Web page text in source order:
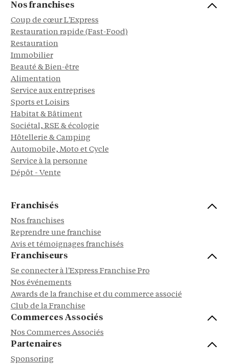
Nos franchises
Coup de cœur L'Express
Restauration rapide (Fast-Food)
Restauration
Immobilier
Beauté & Bien-être
Alimentation
Service aux entreprises
Sports et Loisirs
Habitat & Bâtiment
Sociétal, RSE & écologie
Hôtellerie & Camping
Automobile, Moto et Cycle
Service à la personne
Dépôt - Vente
Franchisés
Nos franchises
Reprendre une franchise
Avis et témoignages franchisés
Franchiseurs
Se connecter à l'Express Franchise Pro
Nos événements
Awards de la franchise et du commerce associé
Club de la Franchise
Commerces Associés
Nos Commerces Associés
Partenaires
Sponsoring